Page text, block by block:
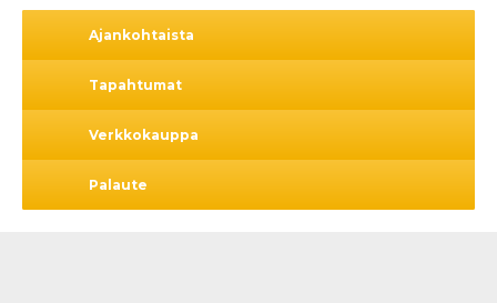
Ajankohtaista
Tapahtumat
Verkkokauppa
Palaute